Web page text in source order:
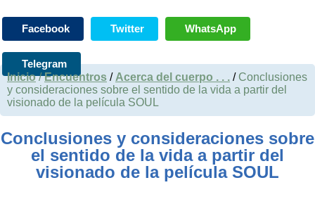
Facebook Twitter WhatsApp
Telegram
Inicio/Encuentros / Acerca del cuerpo . . . / Conclusiones
y consideraciones sobre el sentido de la vida a partir del
visionado de la película SOUL
Conclusiones y consideraciones sobre
el sentido de la vida a partir del
visionado de la película SOUL